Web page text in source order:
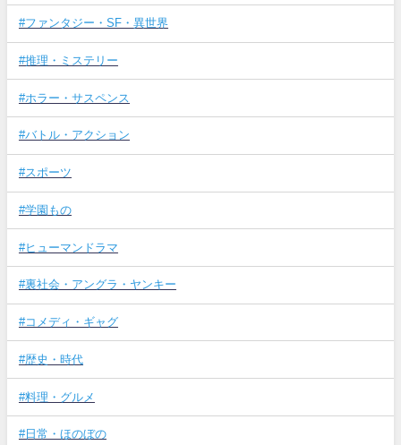
#ファンタジー・SF・異世界
#推理・ミステリー
#ホラー・サスペンス
#バトル・アクション
#スポーツ
#学園もの
#ヒューマンドラマ
#裏社会・アングラ・ヤンキー
#コメディ・ギャグ
#歴史・時代
#料理・グルメ
#日常・ほのぼの